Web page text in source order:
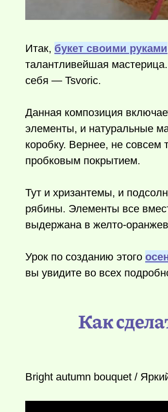
Итак, букет своими руками
талантливейшая
себя — Tsvoric.
Данная композиция
элементы, и натуральные
коробку. Вернее, не совсем
пробковым покрытием.
Тут и хризантемы, и
рябины. Элементы все
выдержана в желто-
Урок по созданию этого
вы увидите во всех
Как
Bright autumn bouquet /